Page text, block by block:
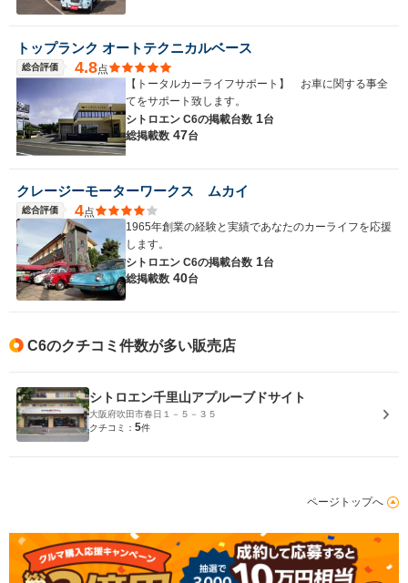
トップランク オートテクニカルベース
総合評価 4.8点
【トータルカーライフサポート】 お車に関する事全
てをサポート致します。
シトロエン C6の掲載台数 1台
総掲載数 47台
クレージーモーターワークス ムカイ
総合評価 4点
1965年創業の経験と実績であなたのカーライフを応援
します。
シトロエン C6の掲載台数 1台
総掲載数 40台
C6のクチコミ件数が多い販売店
シトロエン千里山アプルーブドサイト
大阪府吹田市春日１－５－３５
クチコミ： 5件
ページトップへ